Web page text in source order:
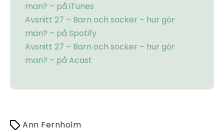
man? – på iTunes
Avsnitt 27 – Barn och socker – hur gör
man? – på Spotify
Avsnitt 27 – Barn och socker – hur gör
man? – på Acast
Ann Fernholm